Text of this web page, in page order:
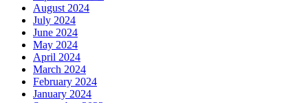
August 2024
July 2024
June 2024
May 2024
April 2024
March 2024
February 2024
January 2024